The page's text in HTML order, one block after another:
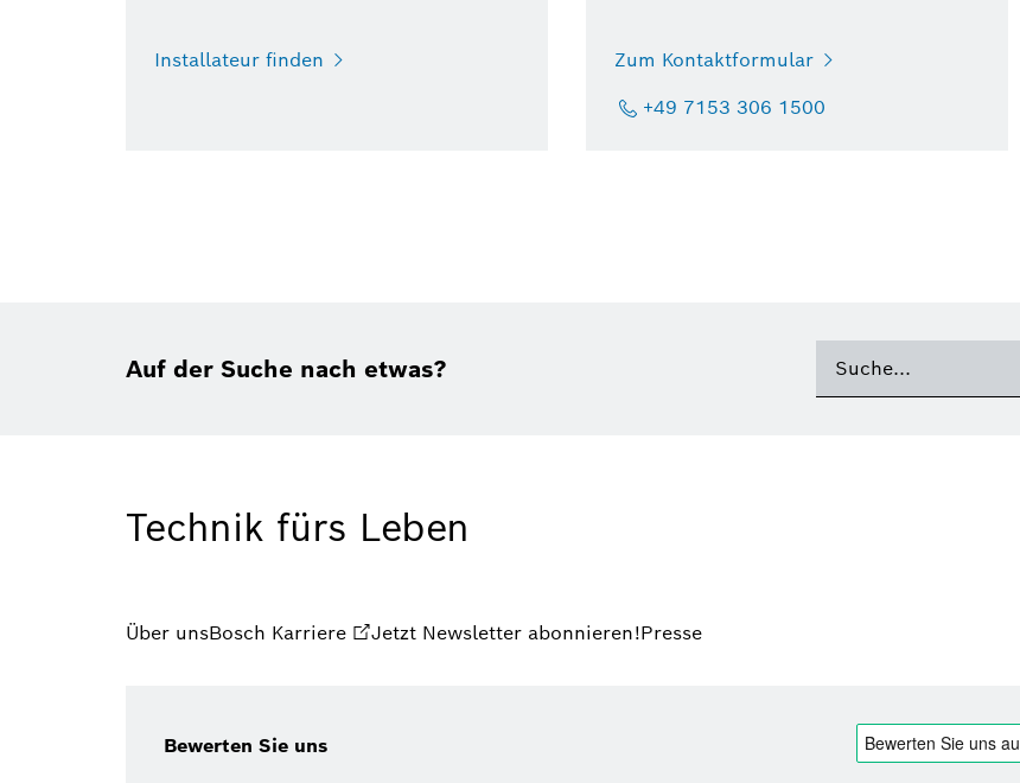
Installateur finden
Zum Kontaktformular
+49 7153 306 1500
Auf der Suche nach etwas?
Technik fürs Leben
Über unsBosch Karriere Jetzt Newsletter abonnieren!Presse
Bewerten Sie uns